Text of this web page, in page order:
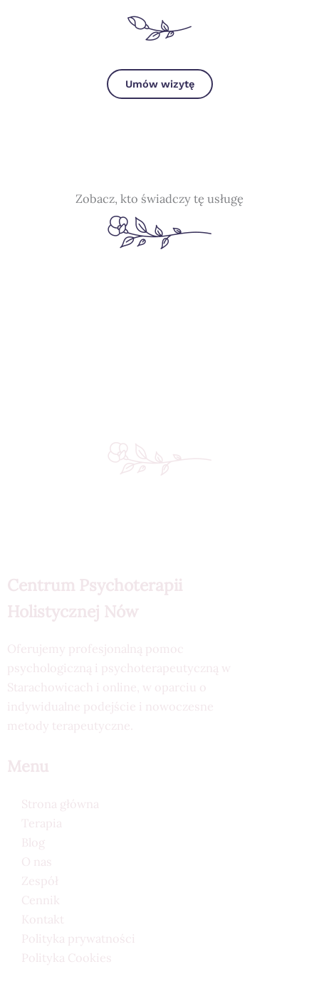
Umów wizytę
Zobacz, kto świadczy tę usługę
Centrum Psychoterapii
Holistycznej Nów
Oferujemy profesjonalną pomoc
psychologiczną i psychoterapeutyczną w
Starachowicach i online, w oparciu o
indywidualne podejście i nowoczesne
metody terapeutyczne.
Menu
Strona główna
Terapia
Blog
O nas
Zespół
Cennik
Kontakt
Polityka prywatności
Polityka Cookies